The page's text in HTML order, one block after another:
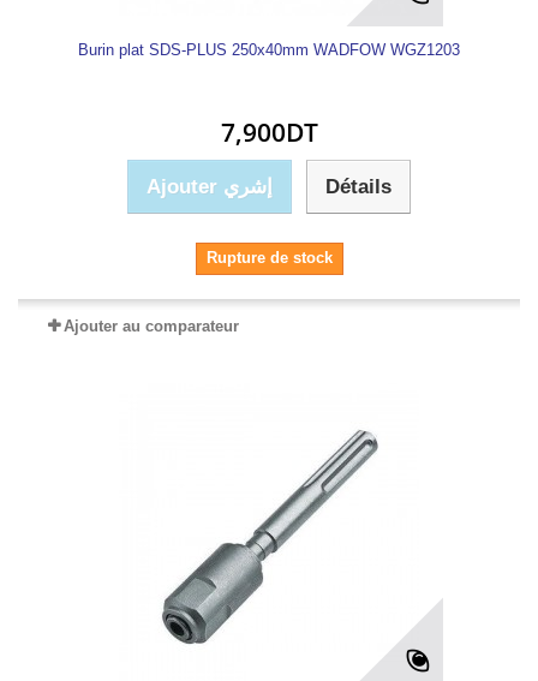
Burin plat SDS-PLUS 250x40mm WADFOW WGZ1203
7,900DT
Ajouter إشري Détails
Rupture de stock
Ajouter au comparateur